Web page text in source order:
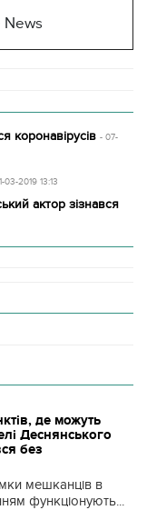
News
коронавірусів - 07-
03-2019 13:13
актор зізнався
де можуть
Деснянського
без
мешканців в
функціонують...